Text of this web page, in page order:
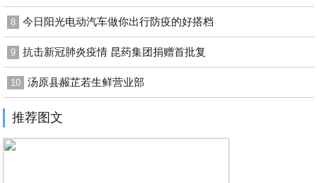
8 今日阳光电动汽车做你出行防疫的好搭档
9 抗击新冠肺炎疫情 昆药集团捐赠首批复
10 汤原县赧芷若生鲜营业部
推荐图文